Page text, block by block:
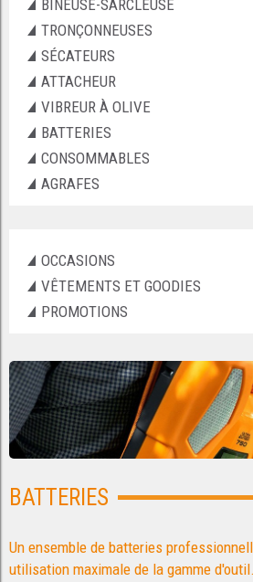
BINEUSE-SARCLEUSE
TRONÇONNEUSES
SÉCATEURS
ATTACHEUR
VIBREUR À OLIVE
BATTERIES
CONSOMMABLES
AGRAFES
OCCASIONS
VÊTEMENTS ET GOODIES
PROMOTIONS
BATTERIES
Un ensemble de batteries
utilisation maximale de la gamme d'outil.